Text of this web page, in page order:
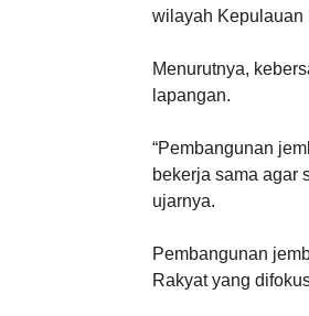
wilayah Kepulauan
Menurutnya,
lapangan.
“Pembangunan
bekerja sama agar
ujarnya.
Pembangunan
Rakyat yang